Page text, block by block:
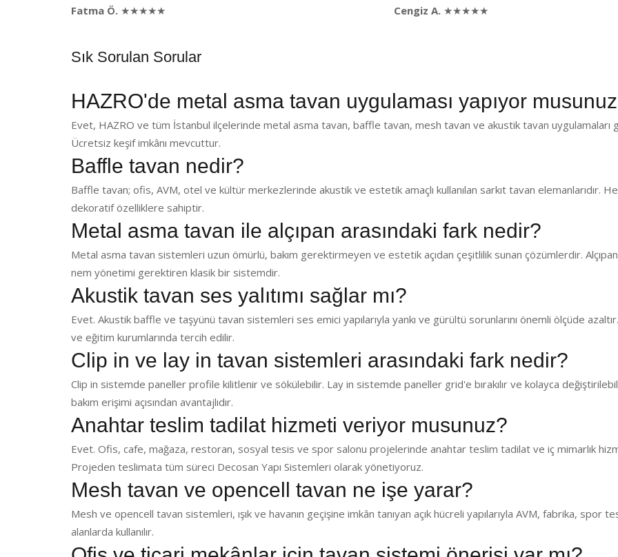
Fatma Ö. ★★★★★
Cengiz A. ★★★★★
Sık Sorulan Sorular
HAZRO'de metal asma tavan uygulaması yapıyor
Evet, HAZRO ve tüm İstanbul ilçelerinde metal asma tavan, baffle tavan, mesh tavan ve akustik tavan uygulamaları
Ücretsiz keşif imkânı mevcuttur.
Baffle tavan nedir?
Baffle tavan; ofis, AVM, otel ve kültür merkezlerinde akustik ve estetik amaçlı kullanılan sarkıt tavan elemanlarıdır.
dekoratif özelliklere sahiptir.
Metal asma tavan ile alçıpan arasındaki fark nedir?
Metal asma tavan sistemleri uzun ömürlü, bakım gerektirmeyen ve estetik açıdan çeşitlilik sunan çözümlerdir.
nem yönetimi gerektiren klasik bir sistemdir.
Akustik tavan ses yalıtımı sağlar mı?
Evet. Akustik baffle ve taşyünü tavan sistemleri ses emici yapılarıyla yankı ve gürültü sorunlarını önemli ölçüde
ve eğitim kurumlarında tercih edilir.
Clip in ve lay in tavan sistemleri arasındaki fark nedir?
Clip in sistemde paneller profile kilitlenir ve sökülebilir. Lay in sistemde paneller grid'e bırakılır ve kolayca
bakım erişimi açısından avantajlıdır.
Anahtar teslim tadilat hizmeti veriyor musunuz?
Evet. Ofis, cafe, mağaza, restoran, sosyal tesis ve spor salonu projelerinde anahtar teslim tadilat ve iç mimarlık
Projeden teslimata tüm süreci Decosan Yapı Sistemleri olarak yönetiyoruz.
Mesh tavan ve opencell tavan ne işe yarar?
Mesh ve opencell tavan sistemleri, ışık ve havanın geçişine imkân tanıyan açık hücreli yapılarıyla AVM, fabrika, spor
alanlarda kullanılır.